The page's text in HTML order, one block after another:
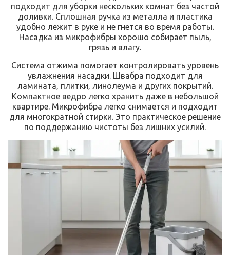
подходит для уборки нескольких комнат без частой
доливки. Сплошная ручка из металла и пластика
удобно лежит в руке и не гнется во время работы.
Насадка из микрофибры хорошо собирает пыль,
грязь и влагу.
Система отжима помогает контролировать уровень
увлажнения насадки. Швабра подходит для
ламината, плитки, линолеума и других покрытий.
Компактное ведро легко хранить даже в небольшой
квартире. Микрофибра легко снимается и подходит
для многократной стирки. Это практическое решение
по поддержанию чистоты без лишних усилий.